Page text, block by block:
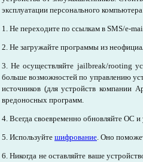
эксплуатации персонального
1. Не переходите по ссылкам в SMS/e-
2. Не загружайте программы из
3. Не осуществляйте jailbreak/rooting
больше возможностей по управлению
источников (для устройств компании
вредоносных программ.
4. Всегда своевременно обновляйте ОС
5. Используйте шифрование. Оно
6. Никогда не оставляйте ваше